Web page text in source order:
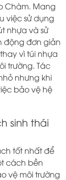
Chàm. Mang
việc sử dụng
nhựa và sử
động đơn giản
vì túi nhựa
trường. Tác
nhưng khi
bảo vệ hệ
sinh thái
tốt nhất để
cách bền
vệ môi trường